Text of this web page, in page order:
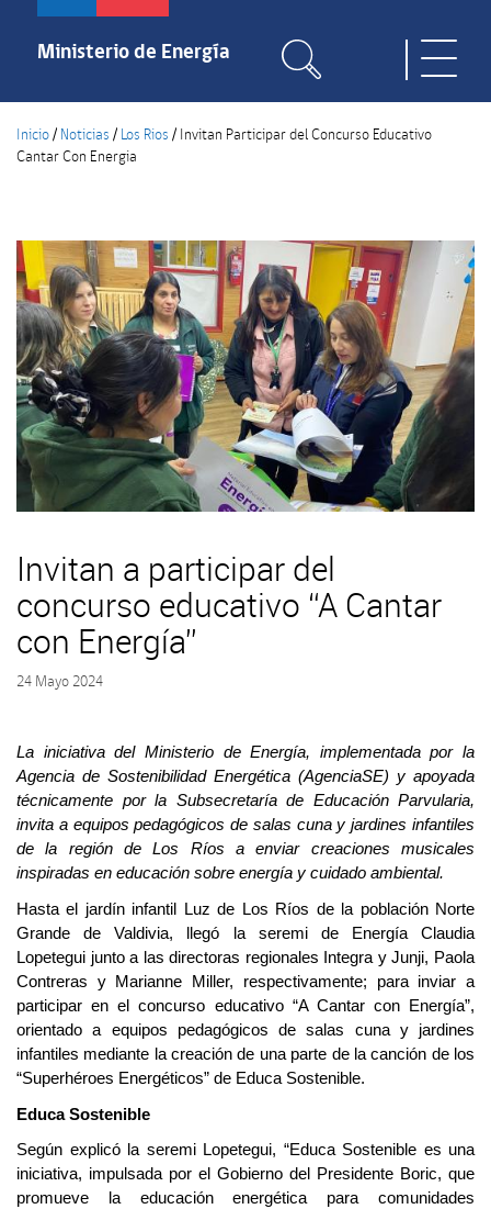
Pasar
contenido
Ministerio de Energía
Inicio/ Noticias / Los Rios / Invitan Participar del Concurso Educativo
Cantar Con Energia
Invitan a participar del
concurso educativo “A Cantar
con Energía”
24 Mayo 2024
La iniciativa del Ministerio de Energía, implementada por la
Agencia de Sostenibilidad Energética (AgenciaSE) y apoyada
técnicamente por la Subsecretaría de Educación Parvularia,
invita a equipos pedagógicos de salas cuna y jardines infantiles
de la región de Los Ríos a enviar creaciones musicales
inspiradas en educación sobre energía y cuidado ambiental.
Hasta el jardín infantil Luz de Los Ríos de la población Norte
Grande de Valdivia, llegó la seremi de Energía Claudia
Lopetegui junto a las directoras regionales Integra y Junji, Paola
Contreras y Marianne Miller, respectivamente; para inviar a
participar en el concurso educativo “A Cantar con Energía”,
orientado a equipos pedagógicos de salas cuna y jardines
infantiles mediante la creación de una parte de la canción de los
“Superhéroes Energéticos” de Educa Sostenible.
Educa Sostenible
Según explicó la seremi Lopetegui, “Educa Sostenible es una
iniciativa, impulsada por el Gobierno del Presidente Boric, que
promueve la educación energética para comunidades